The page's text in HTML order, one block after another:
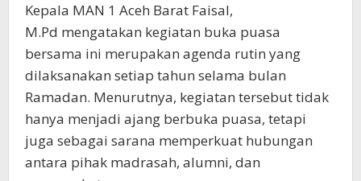
Kepala MAN 1 Aceh Barat Faisal,
M.Pd mengatakan kegiatan buka puasa
bersama ini merupakan agenda rutin yang
dilaksanakan setiap tahun selama bulan
Ramadan. Menurutnya, kegiatan tersebut tidak
hanya menjadi ajang berbuka puasa, tetapi
juga sebagai sarana memperkuat hubungan
antara pihak madrasah, alumni, dan